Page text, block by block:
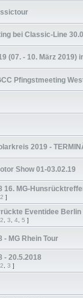
bei Classic-Line
(07. - 10. März 2019)
Pfingstmeeting
2019 -
Show 01-03.02.19
16. MG-
2 ]
Eventidee Berlin
2 3 4 5 ]
- MG Rhein Tour
- 20.5.2018
2 3 ]